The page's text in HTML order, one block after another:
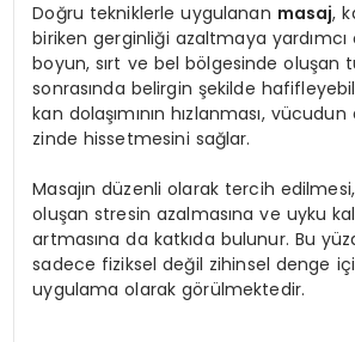
Doğru tekniklerle uygulanan masaj,
biriken gerginliği azaltmaya yardımcı
boyun, sırt ve bel bölgesinde oluşan
sonrasında belirgin şekilde
kan dolaşımının hızlanması,
zinde hissetmesini sağlar.
Masajın düzenli olarak tercih
oluşan stresin azalmasına ve uyku
artmasına da katkıda bulunur. Bu
sadece fiziksel değil zihinsel denge
uygulama olarak görülmektedir.